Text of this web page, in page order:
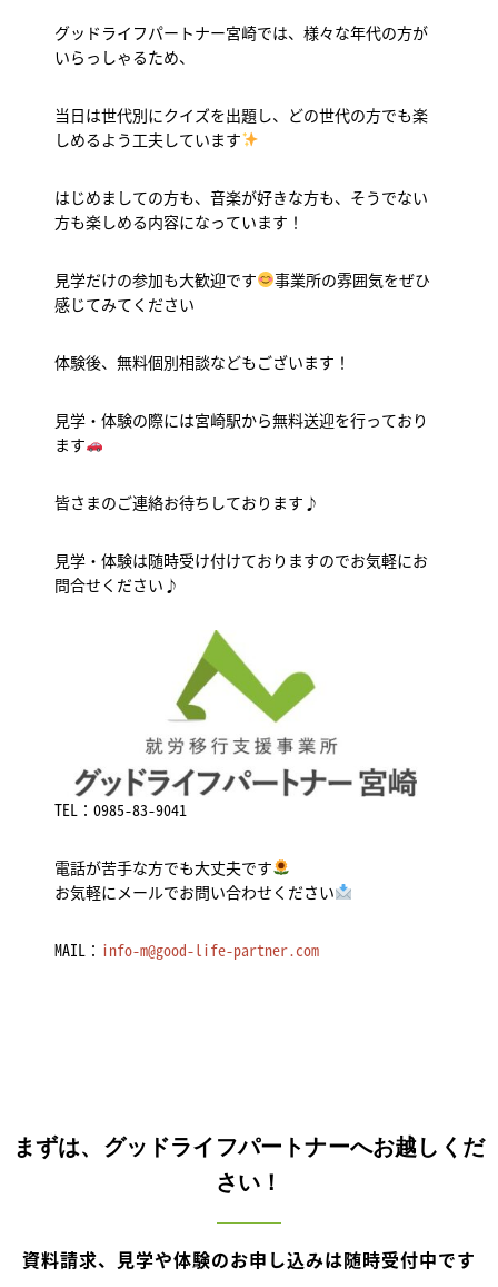
グッドライフパートナー宮崎では、様々な年代の方が
いらっしゃるため、
当日は世代別にクイズを出題し、どの世代の方でも楽
しめるよう工夫しています
はじめましての方も、音楽が好きな方も、そうでない
方も楽しめる内容になっています！
見学だけの参加も大歓迎です
事業所の雰囲気をぜひ
感じてみてください
体験後、無料個別相談などもございます！
見学・体験の際には宮崎駅から無料送迎を行っており
ます
皆さまのご連絡お待ちしております♪
見学・体験は随時受け付けておりますのでお気軽にお
問合せください♪
TEL：0985-83-9041
電話が苦手な方でも大丈夫です
お気軽にメールでお問い合わせください
MAIL： info-m@good-life-partner.com
まずは、グッドライフパートナーへお越しくだ
さい！
資料請求、見学や体験のお申し込みは随時受付中です